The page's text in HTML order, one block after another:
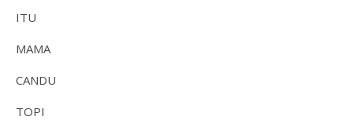
ITU
MAMA
CANDU
TOPI